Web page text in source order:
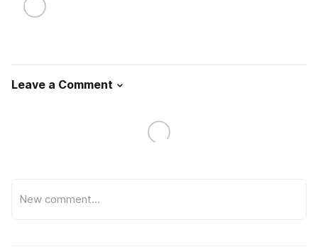
Leave a Comment